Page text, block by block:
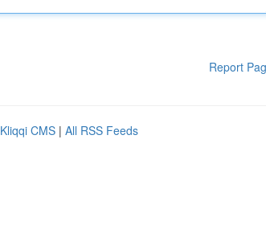
Report
Kliqqi CMS | All RSS Feeds